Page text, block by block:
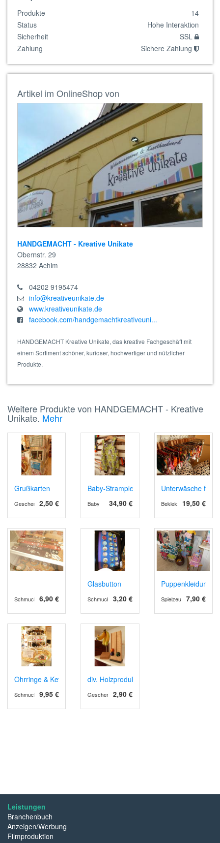
Produkte
14
Status
Hohe Interaktion
Sicherheit
SSL
Zahlung
Sichere Zahlung
Artikel im OnlineShop von
HANDGEMACHT - Kreative Unikate
Obernstr. 29
28832 Achim
04202 9195474
info@kreativeunikate.de
www.kreativeunikate.de
facebook.com/handgemachtkreativeuni...
HANDGEMACHT Kreative Unikate, das kreative Fachgeschäft mit
einem Sortiment schöner, kurioser, hochwertiger und nützlicher
Produkte.
Weitere Produkte von HANDGEMACHT - Kreative
Unikate. Mehr
Grußkarten
2,50 €
Geschenk-Ideen
Baby-Strampler - Koala - Gr 56
34,90 €
Baby
Unterwäsche für
19,50 €
Bekleidung
6,90 €
Schmuck
Glasbutton
3,20 €
Schmuck
Puppenkleidung
7,90 €
Spielzeug
Ohrringe & Kettenanhänger (Schokoklunker)
9,95 €
Schmuck
div. Holzprodukte
2,90 €
Geschenk-Ideen
Leistungen
Branchenbuch
Anzeigen/Werbung
Filmproduktion